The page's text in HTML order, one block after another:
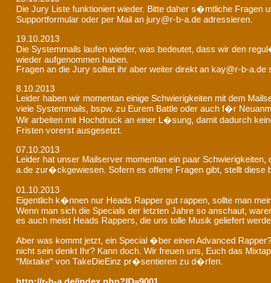
Die Jury Liste funktioniert wieder. Bitte daher s�mtliche Fragen
Supportformular oder per Mail an jury@r-b-a.de adressieren.
19.10.2013
Die Systemmails laufen wieder, was bedeutet, dass wir den
wieder aufgenommen haben.
Fragen an die Jury solltet ihr aber weiter direkt an kay@r-b-a.de
8.10.2013
Leider haben wir momentan einige Schwierigkeiten mit dem
viele Systemmails, bspw. zu Eurem Battle oder auch f�r
Wir arbeiten mit Hochdruck an einer L�sung, damit dadurch
Fristen vorerst ausgesetzt.
07.10.2013
Leider hat unser Mailserver momentan ein paar
a.de zur�ckgewiesen. Sofern es offene Fragen gibt, stellt diese
01.10.2013
Eigentlich k�nnen nur Heads Rapper gut rappen, sollte man
Wenn man sich die Specials der letzten Jahre so anschaut,
es auch meist Heads Rappers, die uns tolle Musik geliefert
Aber was kommt jetzt, ein Special �ber einen Advanced
nicht sein denkt Ihr? Kann doch. Wir freuen uns, Euch das
"Mixtake" von TakeDieEinz pr�sentieren zu d�rfen.